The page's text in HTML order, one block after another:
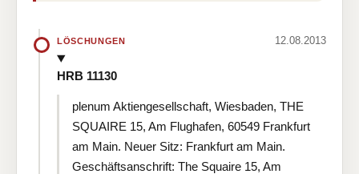
LÖSCHUNGEN 12.08.2013
HRB 11130
plenum Aktiengesellschaft, Wiesbaden, THE
SQUAIRE 15, Am Flughafen, 60549 Frankfurt
am Main. Neuer Sitz: Frankfurt am Main.
Geschäftsanschrift: The Squaire 15, Am